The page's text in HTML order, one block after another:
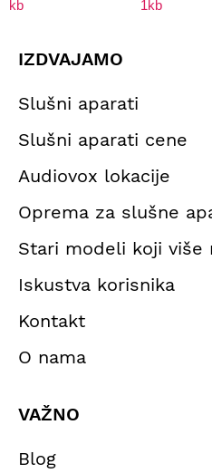
IZDVAJAMO
Slušni aparati
Slušni aparati cene
Audiovox lokacije
Oprema za slušne
Stari modeli koji više
Iskustva korisnika
Kontakt
O nama
VAŽNO
Blog